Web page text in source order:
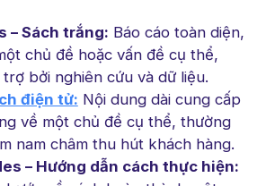
– Sách trắng: Báo cáo toàn diện,
chủ đề hoặc vấn đề cụ thể,
bởi nghiên cứu và dữ liệu.
điện tử: Nội dung dài cung cấp
về một chủ đề cụ thể, thường
nam châm thu hút khách hàng.
– Hướng dẫn cách thực hiện: